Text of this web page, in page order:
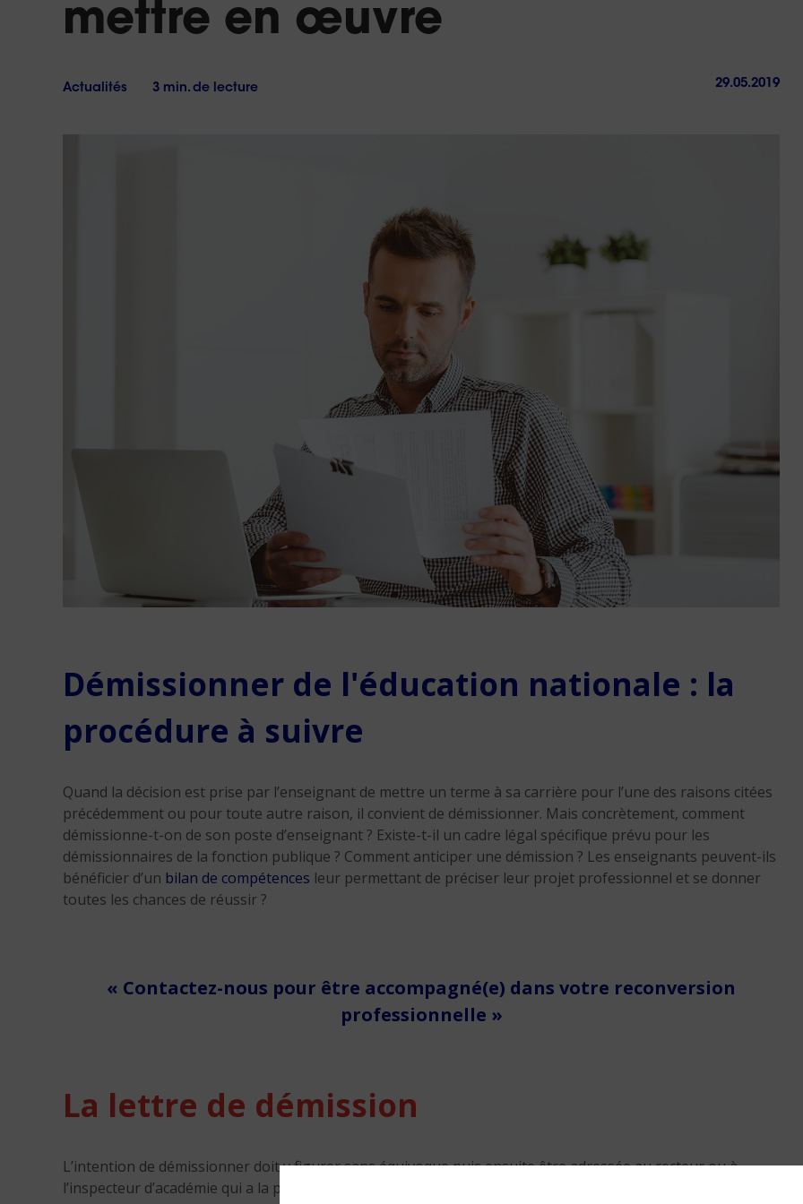
vous
17h
Le
mettre en œuvre
Actualités 3 min. de lecture 29.05.2019
Démissionner de l'éducation nationale : la
procédure à suivre
Quand la décision est prise par l’enseignant de mettre un terme à sa carrière pour l’une des raisons citées
précédemment ou pour toute autre raison, il convient de démissionner. Mais concrètement, comment
démissionne-t-on de son poste d’enseignant ? Existe-t-il un cadre légal spécifique prévu pour les
démissionnaires de la fonction publique ? Comment anticiper une démission ? Les enseignants peuvent-ils
bénéficier d’un bilan de compétences leur permettant de préciser leur projet professionnel et se donner
toutes les chances de réussir ?
« Contactez-nous pour être accompagné(e) dans votre reconversion
professionnelle »
La lettre de démission
L’intention de démissionner doit y figurer sans équivoque puis ensuite être adressée au recteur ou à
l’inspecteur d’académie qui a la possibilité, dans l’intérêt du service, de la refuser.
l’individualisme, les
nous »
7 min. de lecture
Les métiers du social et
out », voici l’ère du «